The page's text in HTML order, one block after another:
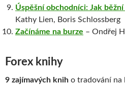
Úspěšní obchodníci: Jak
Kathy Lien, Boris Schlossberg
Začínáme na burze – Ondřej
Forex knihy
9 zajímavých knih o tradování na